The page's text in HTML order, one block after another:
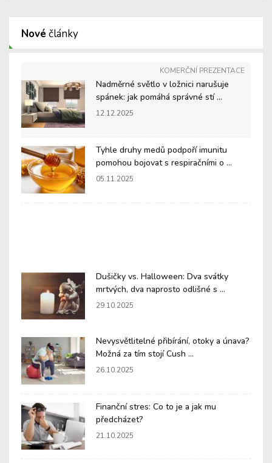
Nové články
KOMERČNÍ PREZENTACE
Nadměrné světlo v ložnici narušuje
spánek: jak pomáhá správné stí ...
12.12.2025
Tyhle druhy medů podpoří imunitu
pomohou bojovat s respiračními o ...
05.11.2025
Dušičky vs. Halloween: Dva svátky
mrtvých, dva naprosto odlišné s ...
29.10.2025
Nevysvětlitelné přibírání, otoky a únava?
Možná za tím stojí Cush ...
26.10.2025
Finanční stres: Co to je a jak mu
předcházet?
21.10.2025